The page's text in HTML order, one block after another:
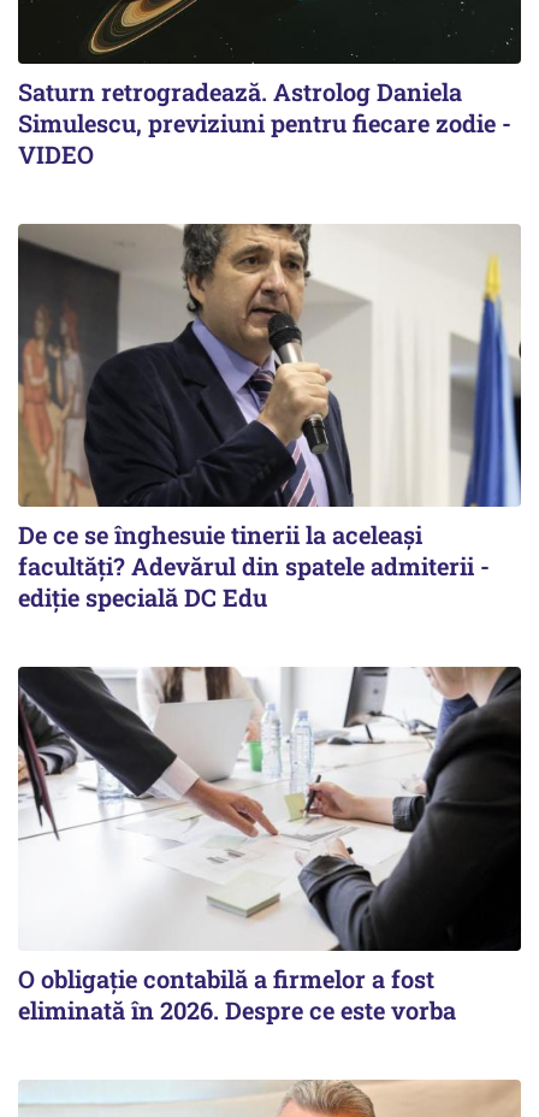
Saturn retrogradează. Astrolog Daniela
Simulescu, previziuni pentru fiecare zodie -
VIDEO
De ce se înghesuie tinerii la aceleași
facultăți? Adevărul din spatele admiterii -
ediție specială DC Edu
O obligație contabilă a firmelor a fost
eliminată în 2026. Despre ce este vorba